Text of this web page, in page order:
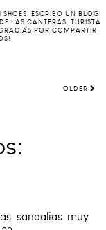
ESCRIBO UN BLOG
LAS CANTERAS, TURISTA
POR COMPARTIR
OLDER
sandalias muy